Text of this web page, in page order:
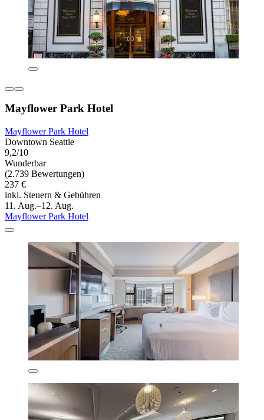
Mayflower Park Hotel
Mayflower Park Hotel
Downtown Seattle
9,2/10
Wunderbar
(2.739 Bewertungen)
237 €
inkl. Steuern & Gebühren
11. Aug.–12. Aug.
Mayflower Park Hotel